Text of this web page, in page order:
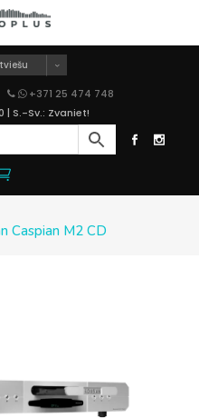
+371 25 474 748
| S.-Sv.: Zvaniet!
Caspian M2 CD